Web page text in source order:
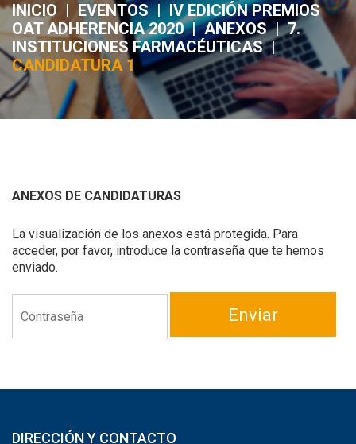
INICIO | EVENTOS | IV EDICIÓN PREMIOS
OAT ADHERENCIA 2020 | ANEXOS | 7.
INSTITUCIONES FARMACÉUTICAS |
CANDIDATURA 1
ANEXOS DE CANDIDATURAS
La visualización de los anexos está protegida. Para
acceder, por favor, introduce la contraseña que te hemos
enviado.
Enviar
DIRECCIÓN Y CONTACTO